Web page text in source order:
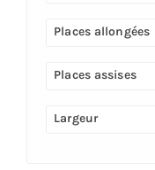
Spa de nage
Produits & accessoires
Places allongées
Places assises
Largeur